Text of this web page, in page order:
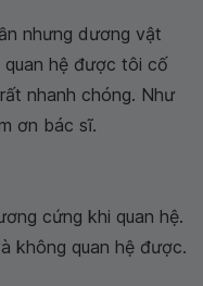
nhưng dương vật
hệ được tôi cố
nhanh chóng. Như
ơn bác sĩ.
cứng khi quan hệ.
không quan hệ được.